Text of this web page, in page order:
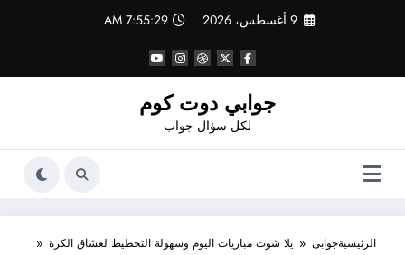
9 أغسطس، 2026 7:55:30 AM
جوابي دوت كوم
لكل سؤال جواب
الرئيسيةجوابى يلا شوت مباريات اليوم وسهولة التخطيط لعشاق الكرة